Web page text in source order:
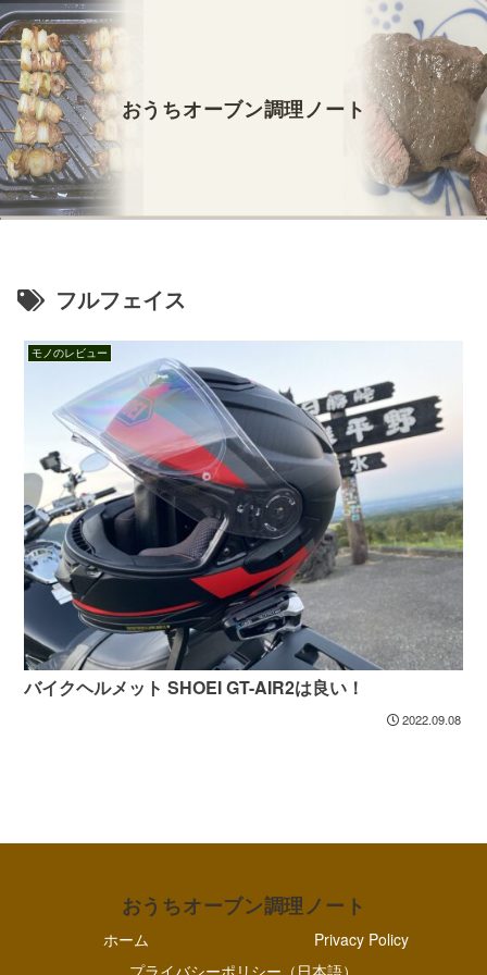
おうちオーブン調理ノート
フルフェイス
モノのレビュー
バイクヘルメット SHOEI GT-AIR2は良い！
2022.09.08
おうちオーブン調理ノート
ホーム
Privacy Policy
プライバシーポリシー（日本語）